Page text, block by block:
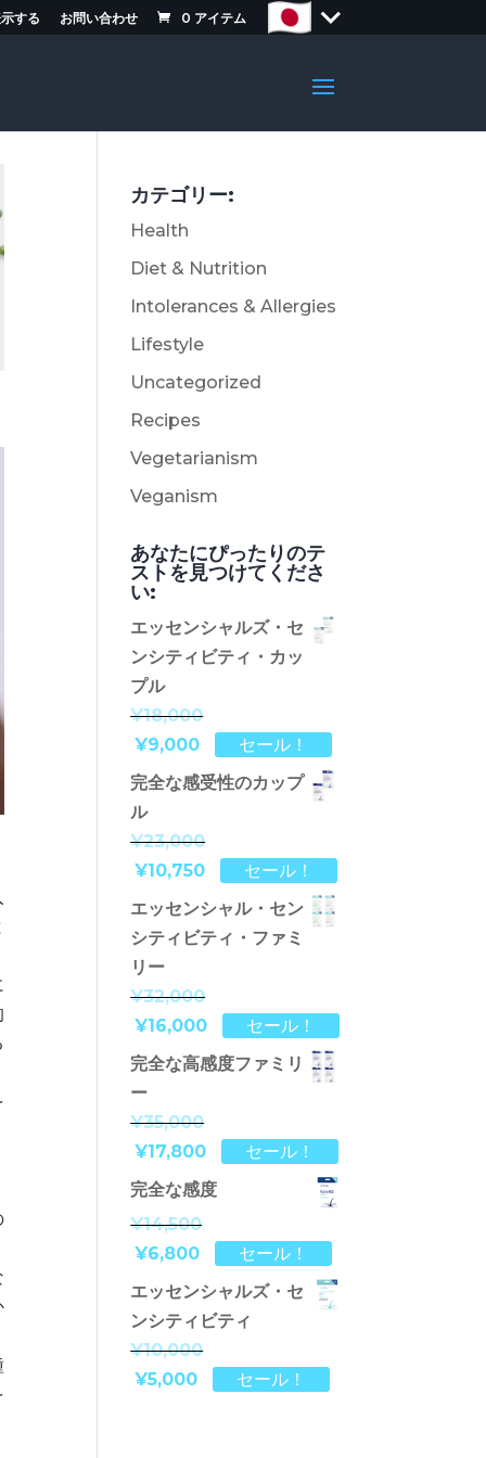
する お問い合わせ 0 アイテム
カテゴリー:
Health
Diet & Nutrition
Intolerances & Allergies
Lifestyle
Uncategorized
Recipes
Vegetarianism
Veganism
あなたにぴったりのテ
ストを見つけてくださ
い:
エッセンシャルズ・セ
ンシティビティ・カッ
プル
¥18,000
¥9,000
セール！
完全な感受性のカップ
ル
¥23,000
¥10,750
セール！
エッセンシャル・セン
シティビティ・ファミ
リー
¥32,000
¥16,000
セール！
完全な高感度ファミリ
ー
¥35,000
¥17,800
セール！
完全な感度
¥14,500
¥6,800
セール！
エッセンシャルズ・セ
ンシティビティ
¥10,000
¥5,000
セール！